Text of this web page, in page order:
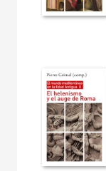
Siglo para chicos
Siglo XXI de
Sociología del
Vidas para leerlas